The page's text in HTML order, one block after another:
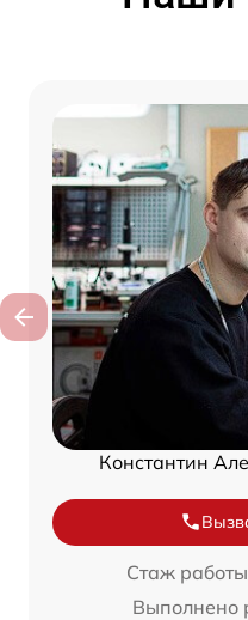
Константин
Стаж
Выполнено